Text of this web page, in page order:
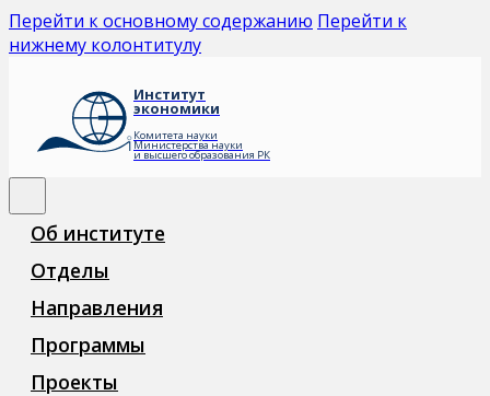
Перейти к основному содержанию Перейти к
нижнему колонтитулу
Институт
экономики
Комитета науки
Министерства науки
и высшего образования РК
Об институте
Отделы
Направления
Программы
Проекты